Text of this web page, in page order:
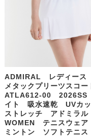
ADMIRAL レディー
メタックプリーツスコ
ATLA612-00 2026SS
イト 吸水速乾 UVカ
ストレッチ アドミラ
WOMEN テニスウェ
ミントン ソフトテニス